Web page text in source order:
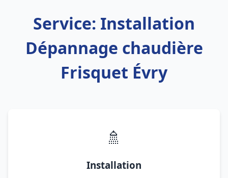
Service: Installation
Dépannage chaudière
Frisquet Évry
🚿
Installation